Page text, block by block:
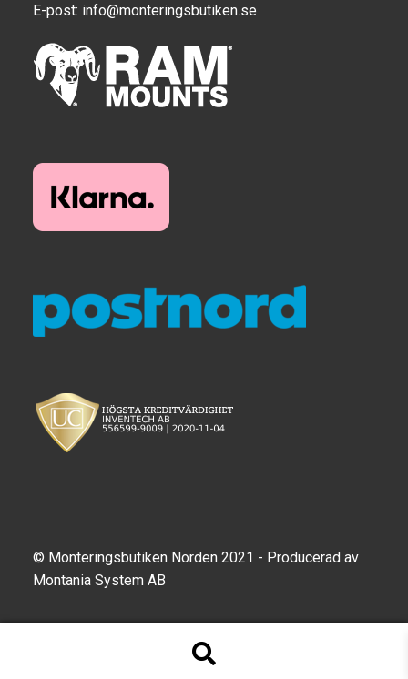
Car
Dirt Bike
Kayak
Lift Truck
Motorcycle
Power Boat
Scooter
E-post: info@monteringsbutiken.se
© Monteringsbutiken Norden 2021 - Producerad av
Montania System AB